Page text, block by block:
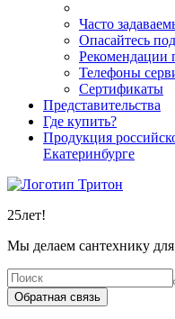
Часто
Опасайтесь
Рекомендации
Телефоны
Сертификаты
Представительства
Где купить?
Продукция
Екатеринбурге
25лет!
Мы делаем сантехнику для
Обратная связь